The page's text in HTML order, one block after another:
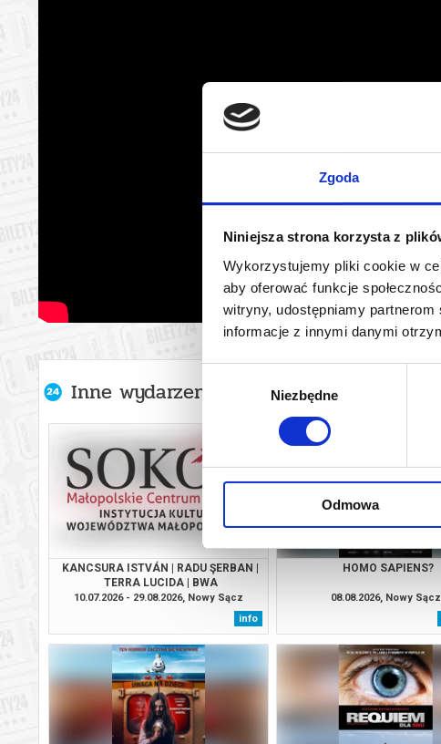
Zgoda
Niniejsza strona korzysta z
Wykorzystujemy pliki cookie w
aby oferować funkcje
witryny, udostępniamy
informacje z innymi danymi
zgody
Niezbędne
Odmowa
Inne wydarzenia organizatora
KANCSURA ISTVÁN | RADU ŞERBAN |
TERRA LUCIDA | BWA
10.07.2026 - 29.08.2026, Nowy Sącz
info
HOMO SAPIENS?
08.08.2026, Nowy Sącz